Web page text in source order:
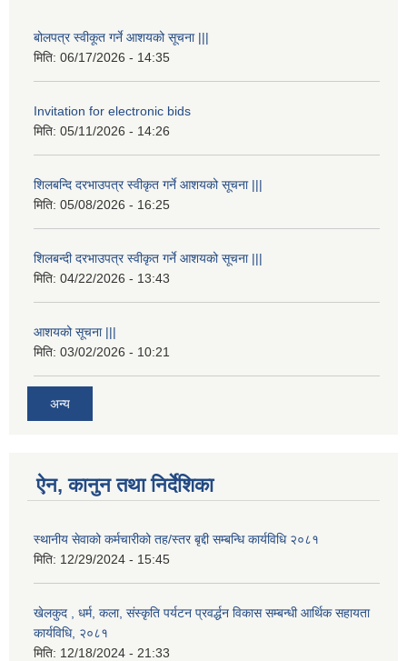
बोलपत्र स्वीकूत गर्ने आशयको सूचना |||
मिति: 06/17/2026 - 14:35
Invitation for electronic bids
मिति: 05/11/2026 - 14:26
शिलबन्दि दरभाउपत्र स्वीकृत गर्ने आशयको सूचना |||
मिति: 05/08/2026 - 16:25
शिलबन्दी दरभाउपत्र स्वीकृत गर्ने आशयको सूचना |||
मिति: 04/22/2026 - 13:43
आशयको सूचना |||
मिति: 03/02/2026 - 10:21
अन्य
ऐन, कानुन तथा निर्देशिका
स्थानीय सेवाको कर्मचारीको तह/स्तर बृद्दी सम्बन्धि कार्यविधि २०८१
मिति: 12/29/2024 - 15:45
खेलकुद , धर्म, कला, संस्कृति पर्यटन प्रवर्द्धन विकास सम्बन्धी आर्थिक सहायता
कार्यविधि, २०८१
मिति: 12/18/2024 - 21:33